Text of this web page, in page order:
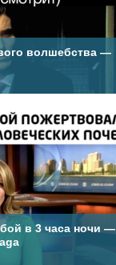
волшебства —
в 3 часа ночи —